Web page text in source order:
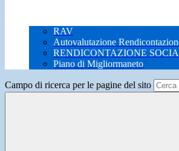
RAV
Autovalutazione
RENDICONTAZIONE
Piano di Migliormaneto
Campo di ricerca per le pagine del sito